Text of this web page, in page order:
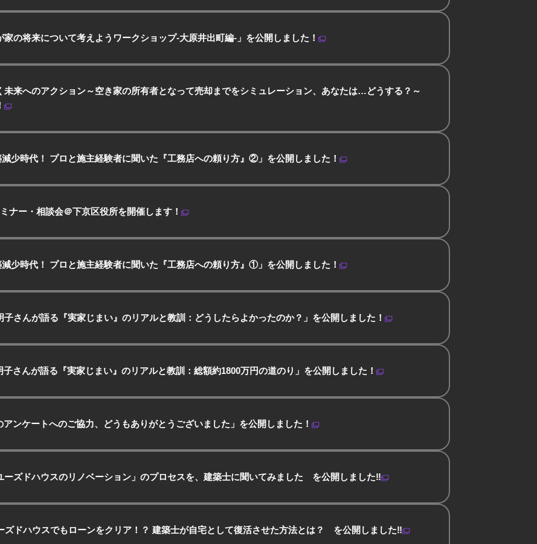
家の将来について考えようワークショップ-大原井出町編-」を公開しました！
未来へのアクション～空き家の所有者となって売却までをシミュレーション、あなたは…どうする？～
減少時代！ プロと施主経験者に聞いた『工務店への頼り方』②」を公開しました！
ナー・相談会＠下京区役所を開催します！
減少時代！ プロと施主経験者に聞いた『工務店への頼り方』①」を公開しました！
子さんが語る『実家じまい』のリアルと教訓：どうしたらよかったのか？」を公開しました！
子さんが語る『実家じまい』のリアルと教訓：総額約1800万円の道のり」を公開しました！
アンケートへのご協力、どうもありがとうございました」を公開しました！
ーズドハウスのリノベーション」のプロセスを、建築士に聞いてみました を公開しました‼
ズドハウスでもローンをクリア！？ 建築士が自宅として復活させた方法とは？ を公開しました‼